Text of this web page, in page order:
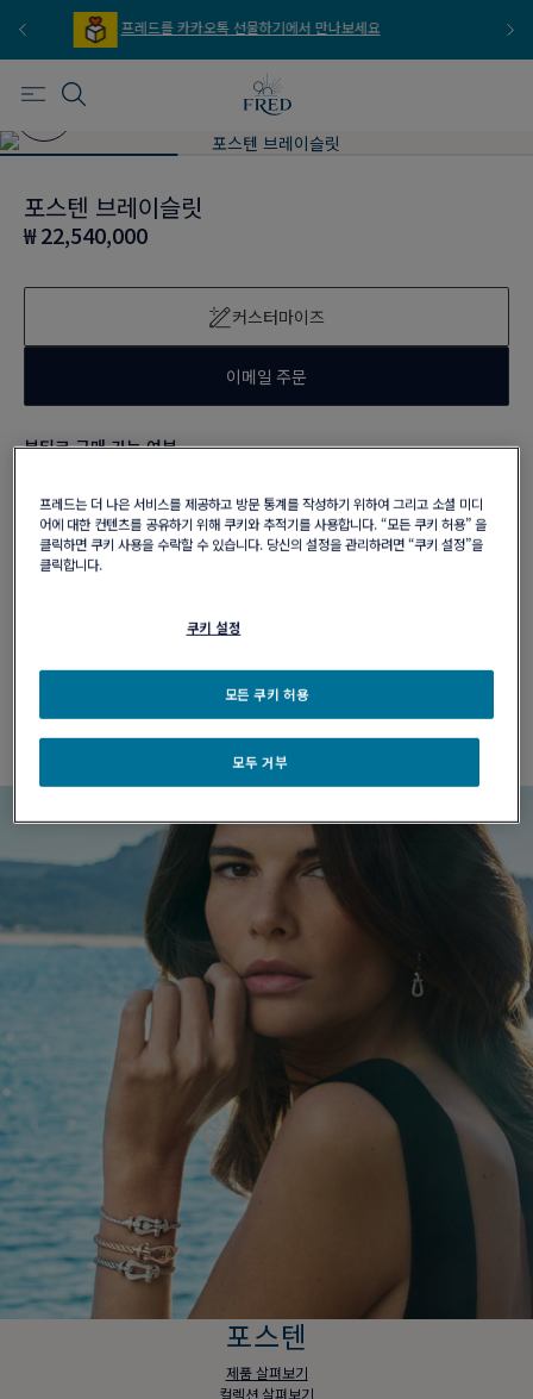
프레드를 이메일 주문 서비스로 만나보세요
포스텐 브레이슬릿
₩ 22,540,000
커스터마이즈
이메일 주문
부티크 구매 가능 여부
제품 설명
포스텐
제품 살펴보기
컬렉션 살펴보기
프레드는 더 나은 서비스를 제공하고 방문 통계를 작성하기 위하여 그리고 소셜 미디
어에 대한 컨텐츠를 공유하기 위해 쿠키와 추적기를 사용합니다. “모든 쿠키 허용” 을
클릭하면 쿠키 사용을 수락할 수 있습니다. 당신의 설정을 관리하려면 “쿠키 설정”을
클릭합니다.
쿠키 설정
모두 거부
모든 쿠키 허용